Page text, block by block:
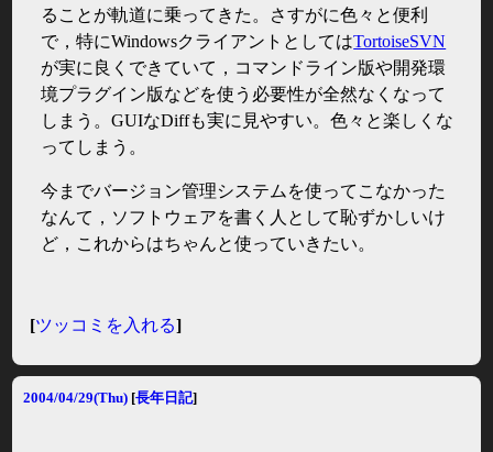
ることが軌道に乗ってきた。さすがに色々と便利
で，特にWindowsクライアントとしてはTortoiseSVN
が実に良くできていて，コマンドライン版や開発環
境プラグイン版などを使う必要性が全然なくなって
しまう。GUIなDiffも実に見やすい。色々と楽しくな
ってしまう。
今までバージョン管理システムを使ってこなかった
なんて，ソフトウェアを書く人として恥ずかしいけ
ど，これからはちゃんと使っていきたい。
[ツッコミを入れる]
2004/04/29(Thu) [長年日記]